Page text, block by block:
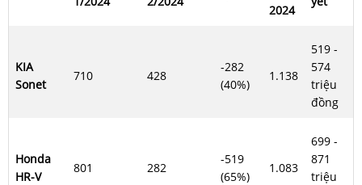
2024
KIA
Sonet
710 428
-282
(40%)
1.138
519 -
574
triệu
đồng
Honda
HR-V
801 282
-519
(65%)
1.083
699 -
871
triệu